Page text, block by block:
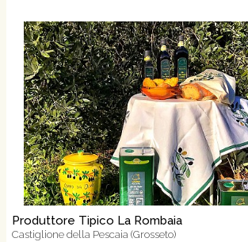
Produttore Tipico La Rombaia
Castiglione della Pescaia (Grosseto)